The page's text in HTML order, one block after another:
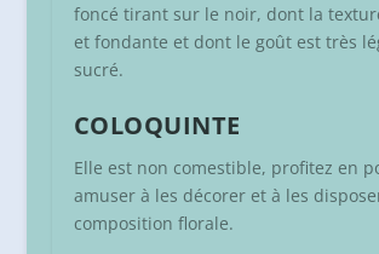
foncé tirant sur le noir, dont la
et fondante et dont le goût est très
sucré.
COLOQUINTE
Elle est non comestible, profitez en
amuser à les décorer et à les
composition florale.